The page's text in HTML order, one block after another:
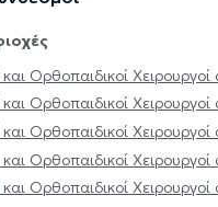
Ορθοπαιδικοί
Ορθοπαιδικοί
Ορθοπαιδικοί Χειρουργοί
Ορθοπαιδικοί
Ορθοπαιδικοί